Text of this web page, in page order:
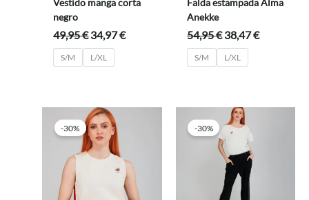
negro
49,95€El
precio
original
34,97€El
S/M L/XL
Anekke
54,95€ El
precio
original
38,47€El
S/M L/XL
-30% -30%